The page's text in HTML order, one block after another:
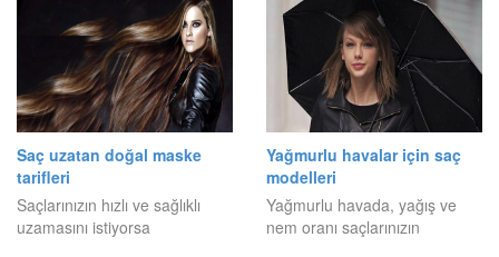
Saç uzatan doğal maske
tarifleri
Saçlarınızın hızlı ve sağlıklı
uzamasını istiyorsa
Yağmurlu havalar için saç
modelleri
Yağmurlu havada, yağış ve
nem oranı saçlarınızın